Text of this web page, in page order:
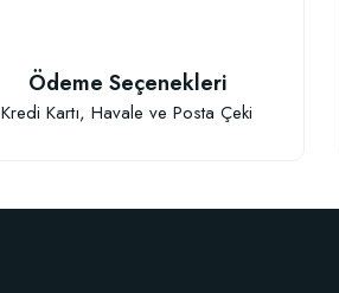
Ödeme Seçenekleri
Kredi Kartı, Havale ve Posta Çeki